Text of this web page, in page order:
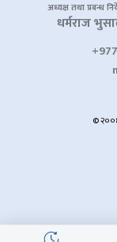
अध्यक्ष तथा प्रबन्ध
धर्मराज
©